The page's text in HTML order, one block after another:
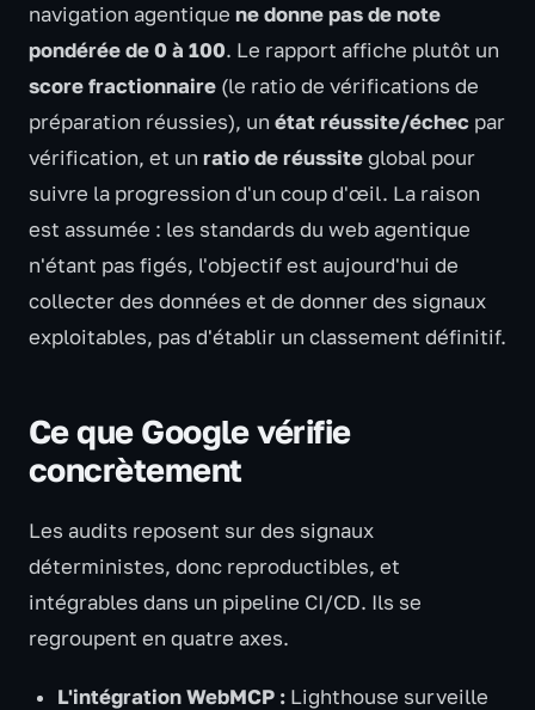
navigation agentique ne donne pas de note
pondérée de 0 à 100. Le rapport affiche plutôt un
score fractionnaire (le ratio de vérifications de
préparation réussies), un état réussite/échec par
vérification, et un ratio de réussite global pour
suivre la progression d'un coup d'œil. La raison
est assumée : les standards du web agentique
n'étant pas figés, l'objectif est aujourd'hui de
collecter des données et de donner des signaux
exploitables, pas d'établir un classement définitif.
Ce que Google vérifie
concrètement
Les audits reposent sur des signaux
déterministes, donc reproductibles, et
intégrables dans un pipeline CI/CD. Ils se
regroupent en quatre axes.
L'intégration WebMCP : Lighthouse surveille